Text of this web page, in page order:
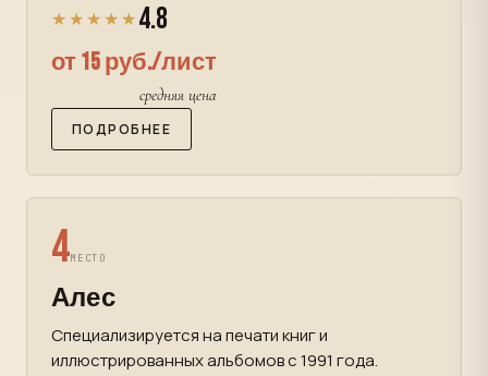
★★★★★ 4.8
от 15 руб./лист
средняя цена
ПОДРОБНЕЕ
4МЕСТО
Алес
Специализируется на печати книг и
иллюстрированных альбомов с 1991 года.